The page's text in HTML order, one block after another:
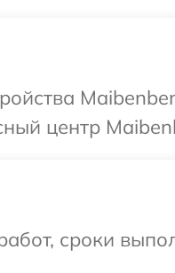
центр
сроки